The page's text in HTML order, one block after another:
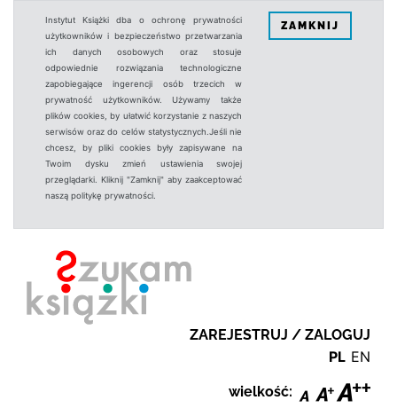
Instytut Książki dba o ochronę prywatności
użytkowników i bezpieczeństwo przetwarzania
ich danych osobowych oraz stosuje
odpowiednie rozwiązania technologiczne
zapobiegające ingerencji osób trzecich w
prywatność użytkowników. Używamy także
plików cookies, by ułatwić korzystanie z naszych
serwisów oraz do celów statystycznych.Jeśli nie
chcesz, by pliki cookies były zapisywane na
Twoim dysku zmień ustawienia swojej
przeglądarki. Kliknij "Zamknij" aby zaakceptować
naszą politykę prywatności.
ZAMKNIJ
ZAREJESTRUJ / ZALOGUJ
PL EN
wielkość: